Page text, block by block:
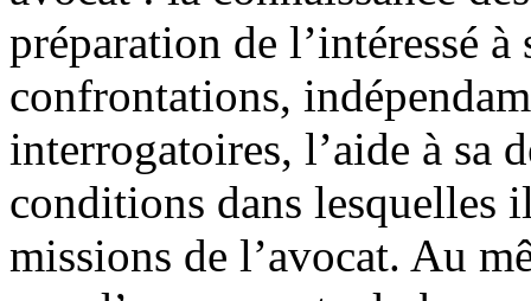
préparation de l’intéressé
confrontations,
interrogatoires, l’aide à sa
conditions dans lesquelles
missions de l’avocat. Au